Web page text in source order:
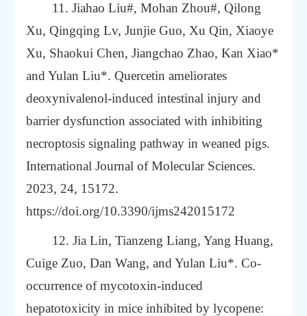
11. Jiahao Liu#, Mohan Zhou#, Qilong
Xu, Qingqing Lv, Junjie Guo, Xu Qin, Xiaoye
Xu, Shaokui Chen, Jiangchao Zhao, Kan Xiao*
and Yulan Liu*. Quercetin ameliorates
deoxynivalenol-induced intestinal injury and
barrier dysfunction associated with inhibiting
necroptosis signaling pathway in weaned pigs.
International Journal of Molecular Sciences.
2023, 24, 15172.
https://doi.org/10.3390/ijms242015172
12. Jia Lin, Tianzeng Liang, Yang Huang,
Cuige Zuo, Dan Wang, and Yulan Liu*.Co-
occurrence of mycotoxin-induced
hepatotoxicity in mice inhibited by lycopene: